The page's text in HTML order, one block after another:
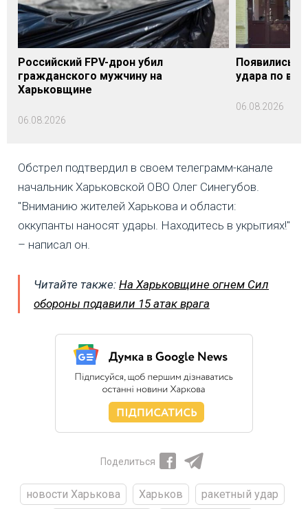
Российский FPV-дрон убил
гражданского мужчину на
Харьковщине
06.08.2026
Появились
удара по
06.08.2026
Обстрел подтвердил в своем телеграмм-канале
начальник Харьковской ОВО Олег Синегубов.
"Вниманию жителей Харькова и области:
оккупанты наносят удары. Находитесь в укрытиях!"
– написал он.
Читайте также: На Харьковщине огнем Сил
обороны подавили 15 атак врага
Поделиться
новости Харькова Харьков
ракетный удар